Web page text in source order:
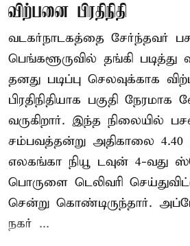
விற்பனை பிரதிநிதி
வடகர்நாடகத்தை சேர்ந்தவர்
பெங்களூருவில் தங்கி படித்து
தனது படிப்பு செலவுக்காக
பிரதிநிதியாக பகுதி
வருகிறார். இந்த நிலையில்
சம்பவத்தன்று அதிகாலை
எலகங்கா நியூ டவுன் 4-வது
பொருளை டெலிவரி
சென்று கொண்டிருந்தார்.
நகர் ...